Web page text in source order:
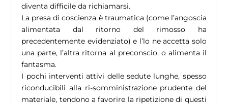
diventa difficile da richiamarsi.
La presa di coscienza è traumatica (come l’angoscia
alimentata dal ritorno del rimosso ha
precedentemente evidenziato) e l’lo ne accetta solo
una parte, l’altra ritorna al preconscio, o alimenta il
fantasma.
I pochi interventi attivi delle sedute lunghe, spesso
riconducibili alla ri-somministrazione prudente del
materiale, tendono a favorire la ripetizione di questi